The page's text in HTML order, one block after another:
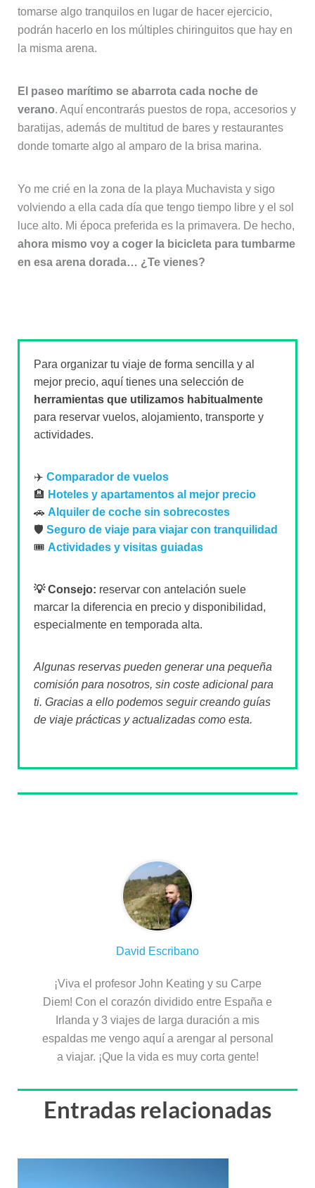
tomarse algo tranquilos en lugar de hacer ejercicio,
podrán hacerlo en los múltiples chiringuitos que hay en
la misma arena.
El paseo marítimo se abarrota cada noche de
verano. Aquí encontrarás puestos de ropa, accesorios y
baratijas, además de multitud de bares y restaurantes
donde tomarte algo al amparo de la brisa marina.
Yo me crié en la zona de la playa Muchavista y sigo
volviendo a ella cada día que tengo tiempo libre y el sol
luce alto. Mi época preferida es la primavera. De hecho,
ahora mismo voy a coger la bicicleta para tumbarme
en esa arena dorada… ¿Te vienes?
Para organizar tu viaje de forma sencilla y al
mejor precio, aquí tienes una selección de
herramientas que utilizamos habitualmente
para reservar vuelos, alojamiento, transporte y
actividades.
✈️ Comparador de vuelos
🏨 Hoteles y apartamentos al mejor precio
🚗 Alquiler de coche sin sobrecostes
🛡️ Seguro de viaje para viajar con tranquilidad
🎟️ Actividades y visitas guiadas
💡 Consejo: reservar con antelación suele
marcar la diferencia en precio y disponibilidad,
especialmente en temporada alta.
Algunas reservas pueden generar una pequeña
comisión para nosotros, sin coste adicional para
ti. Gracias a ello podemos seguir creando guías
de viaje prácticas y actualizadas como esta.
David Escribano
¡Viva el profesor John Keating y su Carpe
Diem! Con el corazón dividido entre España e
Irlanda y 3 viajes de larga duración a mis
espaldas me vengo aquí a arengar al personal
a viajar. ¡Que la vida es muy corta gente!
Entradas relacionadas